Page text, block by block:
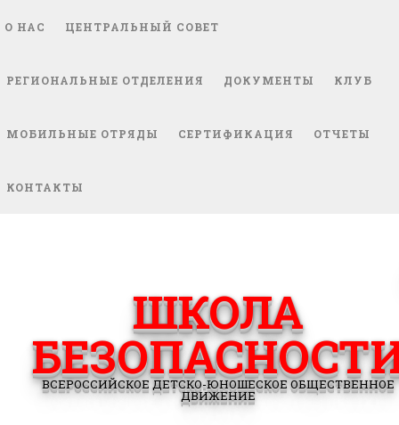
О НАС ЦЕНТРАЛЬНЫЙ СОВЕТ
РЕГИОНАЛЬНЫЕ ОТДЕЛЕНИЯ ДОКУМЕНТЫ КЛУБ
МОБИЛЬНЫЕ ОТРЯДЫ СЕРТИФИКАЦИЯ ОТЧЕТЫ
КОНТАКТЫ
ШКОЛА
ВСЕРОССИЙСКОЕ ДЕТСКО-ЮНОШЕСКОЕ ОБЩЕСТВЕННОЕ
ДВИЖЕНИЕ